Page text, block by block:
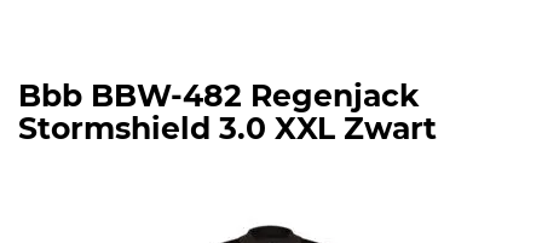
Bbb BBW-482 Regenjack
Stormshield 3.0 XXL Zwart